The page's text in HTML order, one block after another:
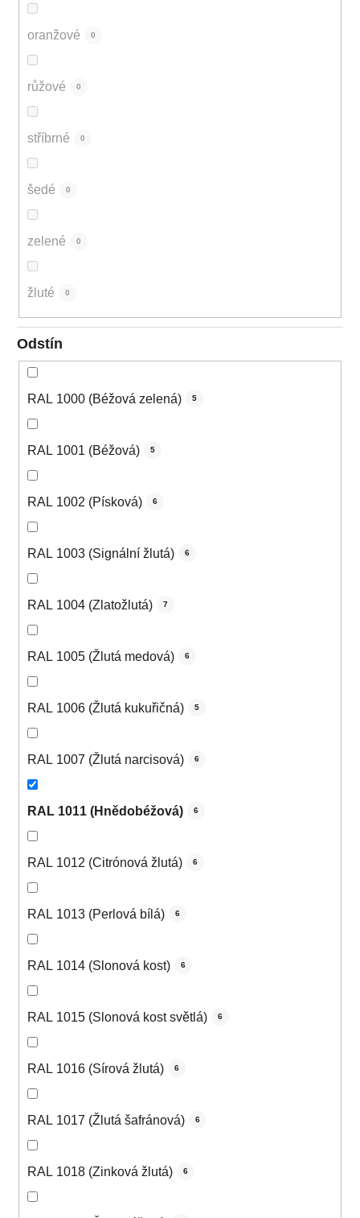
oranžové 0
růžové 0
stříbrné 0
šedé 0
zelené 0
žluté 0
Odstín
RAL 1000 (Béžová zelená) 5
RAL 1001 (Béžová) 5
RAL 1002 (Písková) 6
RAL 1003 (Signální žlutá) 6
RAL 1004 (Zlatožlutá) 7
RAL 1005 (Žlutá medová) 6
RAL 1006 (Žlutá kukuřičná) 5
RAL 1007 (Žlutá narcisová) 6
RAL 1011 (Hnědobéžová) 6
RAL 1012 (Citrónová žlutá) 6
RAL 1013 (Perlová bílá) 6
RAL 1014 (Slonová kost) 6
RAL 1015 (Slonová kost světlá) 6
RAL 1016 (Sírová žlutá) 6
RAL 1017 (Žlutá šafránová) 6
RAL 1018 (Zinková žlutá) 6